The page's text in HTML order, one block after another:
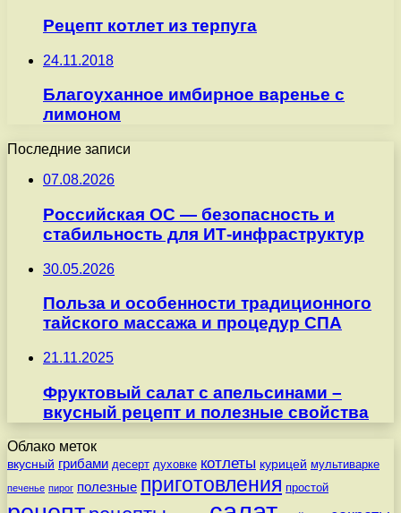
Рецепт котлет из терпуга
24.11.2018
Благоуханное имбирное варенье с
лимоном
Последние записи
07.08.2026
Российская ОС — безопасность и
стабильность для ИТ-инфраструктур
30.05.2026
Польза и особенности традиционного
тайского массажа и процедур СПА
21.11.2025
Фруктовый салат с апельсинами –
вкусный рецепт и полезные свойства
Облако меток
вкусный грибами десерт духовке котлеты курицей мультиварке
печенье пирог полезные приготовления простой